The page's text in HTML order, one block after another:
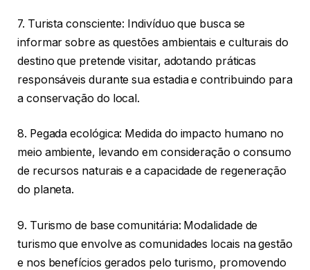
7. Turista consciente: Indivíduo que busca se
informar sobre as questões ambientais e culturais do
destino que pretende visitar, adotando práticas
responsáveis durante sua estadia e contribuindo para
a conservação do local.
8. Pegada ecológica: Medida do impacto humano no
meio ambiente, levando em consideração o consumo
de recursos naturais e a capacidade de regeneração
do planeta.
9. Turismo de base comunitária: Modalidade de
turismo que envolve as comunidades locais na gestão
e nos benefícios gerados pelo turismo, promovendo